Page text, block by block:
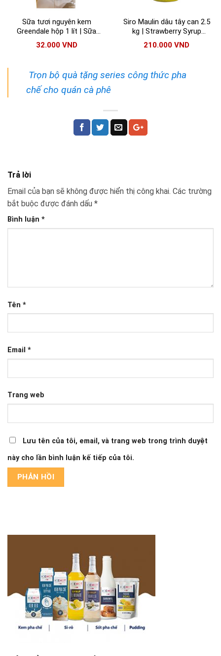
Sữa tươi nguyên kem
Greendale hộp 1 lít | Sữa
nguyên kem Greendale
nhập khẩu Úc
32.000 VND
Siro Maulin dâu tây can 2.5
kg | Strawberry Syrup
Maulin
210.000 VND
Trọn bộ quà tặng series công thức pha
chế cho quán cà phê
Trả lời
Email của bạn sẽ không được hiển thị công khai. Các trường
bắt buộc được đánh dấu *
Bình luận *
Tên *
Email *
Trang web
Lưu tên của tôi, email, và trang web trong trình duyệt
này cho lần bình luận kế tiếp của tôi.